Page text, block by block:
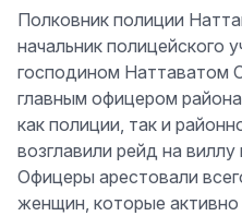
Полковник полиции
начальник полицейского
господином Наттаватом
главным офицером
как полиции, так и
возглавили рейд на
Офицеры арестовали
женщин, которые активно